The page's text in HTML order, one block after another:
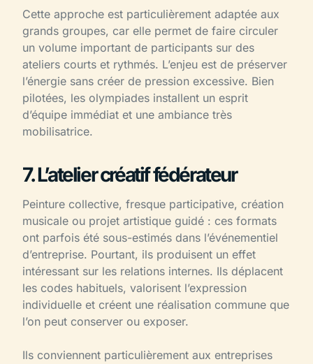
Cette approche est particulièrement adaptée aux
grands groupes, car elle permet de faire circuler
un volume important de participants sur des
ateliers courts et rythmés. L’enjeu est de préserver
l’énergie sans créer de pression excessive. Bien
pilotées, les olympiades installent un esprit
d’équipe immédiat et une ambiance très
mobilisatrice.
7. L’atelier créatif fédérateur
Peinture collective, fresque participative, création
musicale ou projet artistique guidé : ces formats
ont parfois été sous-estimés dans l’événementiel
d’entreprise. Pourtant, ils produisent un effet
intéressant sur les relations internes. Ils déplacent
les codes habituels, valorisent l’expression
individuelle et créent une réalisation commune que
l’on peut conserver ou exposer.
Ils conviennent particulièrement aux entreprises